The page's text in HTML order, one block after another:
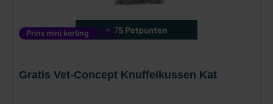
Prins mini korting -5%
Gratis Vet-Concept Knuffelkussen Kat